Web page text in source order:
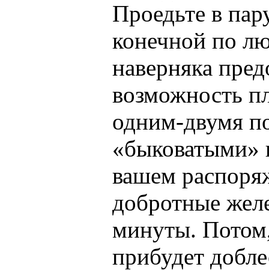
Проедьте в
конечной по
наверняка
возможность
одним-двумя
вашем
добротные
минуты.
прибудет